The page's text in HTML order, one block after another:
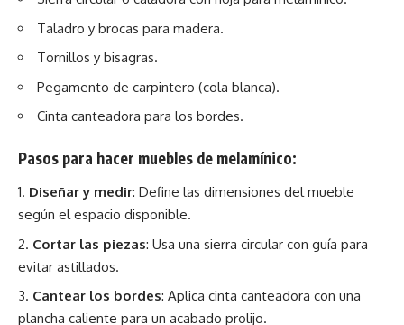
Taladro y brocas para madera.
Tornillos y bisagras.
Pegamento de carpintero (cola blanca).
Cinta canteadora para los bordes.
Pasos para hacer muebles de melamínico:
Diseñar y medir: Define las dimensiones del mueble
según el espacio disponible.
Cortar las piezas: Usa una sierra circular con guía para
evitar astillados.
Cantear los bordes: Aplica cinta canteadora con una
plancha caliente para un acabado prolijo.